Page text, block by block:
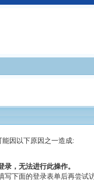
因以下原因之一造成:
录，无法进行此操作。
写下面的登录表单后再尝试访